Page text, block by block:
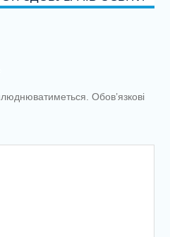
Обов’язкові